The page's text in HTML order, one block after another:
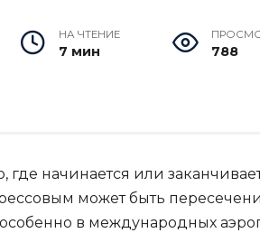
НА ЧТЕНИЕ
7 мин 788
где начинается или
может быть
в международных